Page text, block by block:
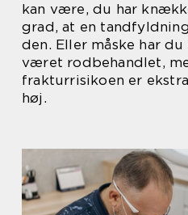
kan være, du har
grad, at en
den. Eller måske har
været rodbehandlet,
frakturrisikoen er ekstra
høj.